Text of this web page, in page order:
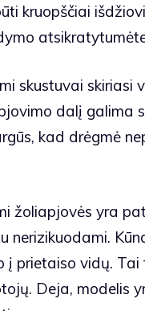
kruopščiai
skustuvai skiriasi
dalį galima
kad drėgmė
žoliapjovės yra
nerizikuodami.
į prietaiso vidų.
Deja, modelis